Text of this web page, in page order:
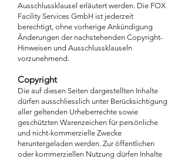
Ausschlussklausel erläutert werden. Die FOX
Facility Services GmbH ist jederzeit
berechtigt, ohne vorherige Ankündigung
Änderungen der nachstehenden Copyright-
Hinweisen und Ausschlussklauseln
vorzunehmend.
Copyright
Die auf diesen Seiten dargestellten Inhalte
dürfen ausschliesslich unter Berücksichtigung
aller geltenden Urheberrechte sowie
geschützten Warenzeichen für persönliche
und nicht-kommerzielle Zwecke
heruntergeladen werden. Zur öffentlichen
oder kommerziellen Nutzung dürfen Inhalte